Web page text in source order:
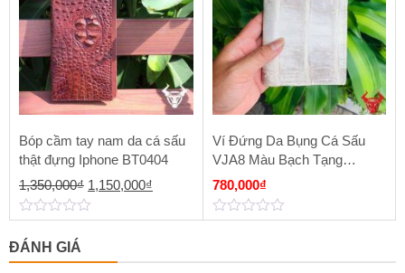
Bóp cầm tay nam da cá sấu
thật đựng Iphone BT0404
1,350,000₫ Giá
gốc
1,150,000₫
0
out
of
5
Ví Đứng Da Bụng Cá Sấu
VJA8 Màu Bạch Tạng
Himalaya
780,000₫
0
5
ĐÁNH GIÁ